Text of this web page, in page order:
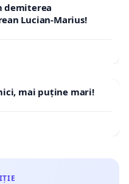
demiterea
Lucian-Marius!
mai puține mari!